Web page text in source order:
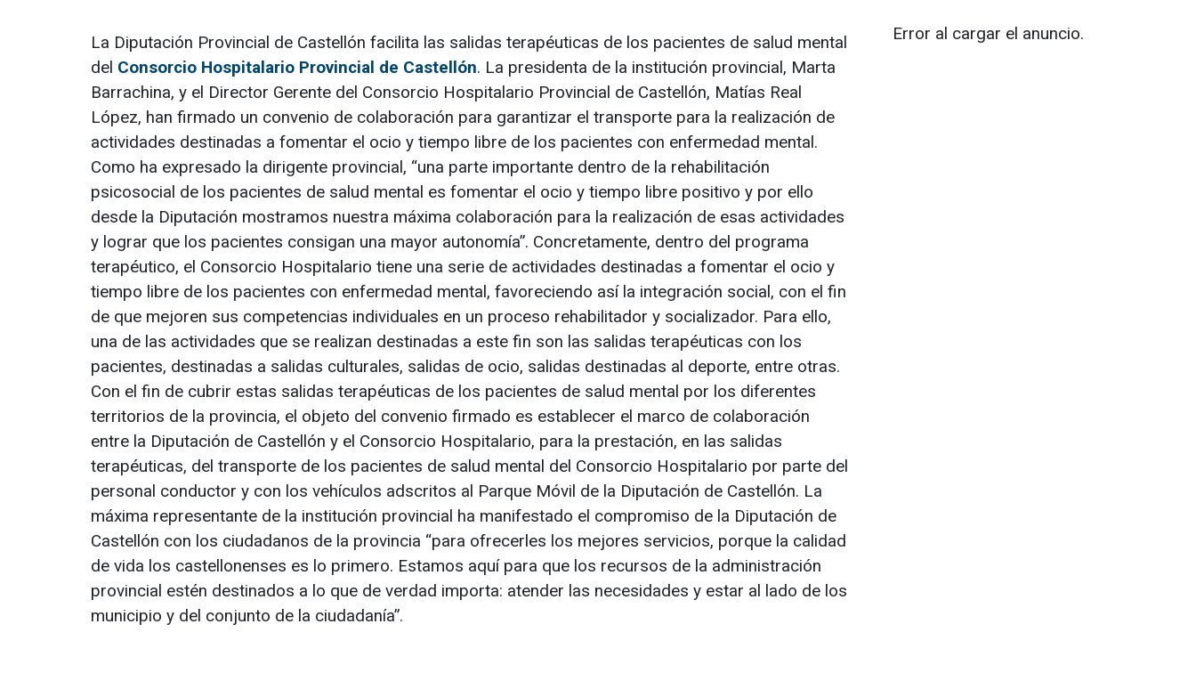
La Diputación Provincial de Castellón facilita las salidas terapéuticas de los pacientes de salud mental
del Consorcio Hospitalario Provincial de Castellón. La presidenta de la institución provincial, Marta
Barrachina, y el Director Gerente del Consorcio Hospitalario Provincial de Castellón, Matías Real
López, han firmado un convenio de colaboración para garantizar el transporte para la realización de
actividades destinadas a fomentar el ocio y tiempo libre de los pacientes con enfermedad mental.
Como ha expresado la dirigente provincial, “una parte importante dentro de la rehabilitación
psicosocial de los pacientes de salud mental es fomentar el ocio y tiempo libre positivo y por ello
desde la Diputación mostramos nuestra máxima colaboración para la realización de esas actividades
y lograr que los pacientes consigan una mayor autonomía”. Concretamente, dentro del programa
terapéutico, el Consorcio Hospitalario tiene una serie de actividades destinadas a fomentar el ocio y
tiempo libre de los pacientes con enfermedad mental, favoreciendo así la integración social, con el fin
de que mejoren sus competencias individuales en un proceso rehabilitador y socializador. Para ello,
una de las actividades que se realizan destinadas a este fin son las salidas terapéuticas con los
pacientes, destinadas a salidas culturales, salidas de ocio, salidas destinadas al deporte, entre otras.
Con el fin de cubrir estas salidas terapéuticas de los pacientes de salud mental por los diferentes
territorios de la provincia, el objeto del convenio firmado es establecer el marco de colaboración
entre la Diputación de Castellón y el Consorcio Hospitalario, para la prestación, en las salidas
terapéuticas, del transporte de los pacientes de salud mental del Consorcio Hospitalario por parte del
personal conductor y con los vehículos adscritos al Parque Móvil de la Diputación de Castellón. La
máxima representante de la institución provincial ha manifestado el compromiso de la Diputación de
Castellón con los ciudadanos de la provincia “para ofrecerles los mejores servicios, porque la calidad
de vida los castellonenses es lo primero. Estamos aquí para que los recursos de la administración
provincial estén destinados a lo que de verdad importa: atender las necesidades y estar al lado de los
municipio y del conjunto de la ciudadanía”.
Error al cargar el anuncio.